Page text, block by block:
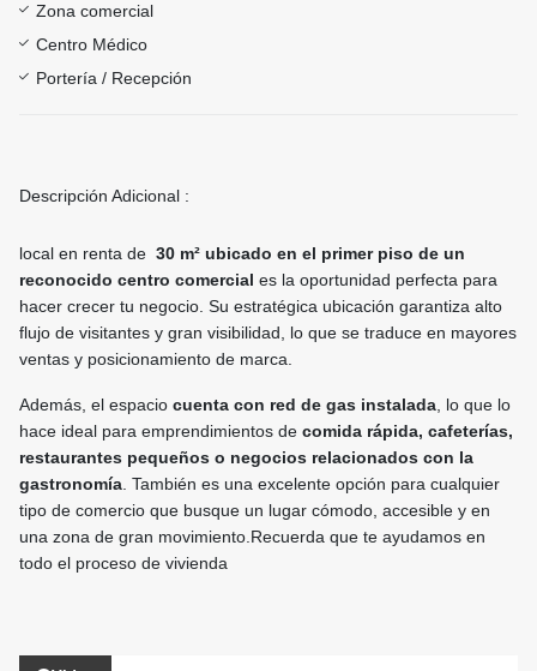
Zona comercial
Centro Médico
Portería / Recepción
Descripción Adicional :
local en renta de 30 m² ubicado en el primer piso de un
reconocido centro comercial es la oportunidad perfecta para
hacer crecer tu negocio. Su estratégica ubicación garantiza alto
flujo de visitantes y gran visibilidad, lo que se traduce en mayores
ventas y posicionamiento de marca.
Además, el espacio cuenta con red de gas instalada , lo que lo
hace ideal para emprendimientos de comida rápida, cafeterías,
restaurantes pequeños o negocios relacionados con la
gastronomía . También es una excelente opción para cualquier
tipo de comercio que busque un lugar cómodo, accesible y en
una zona de gran movimiento.Recuerda que te ayudamos en
todo el proceso de vivienda